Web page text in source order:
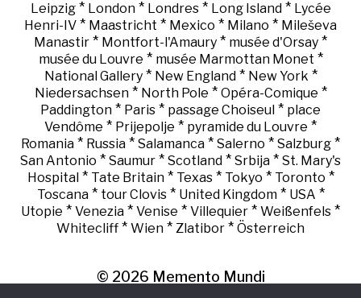
Leipzig* London* Londres* Long Island* Lycée
Henri-IV * Maastricht * Mexico * Milano * Mileševa
Manastir * Montfort-l'Amaury * musée d'Orsay *
musée du Louvre * musée Marmottan Monet *
National Gallery* New England* New York *
Niedersachsen* North Pole * Opéra-Comique *
Paddington * Paris * passage Choiseul * place
Vendôme * Prijepolje * pyramide du Louvre *
Romania * Russia * Salamanca * Salerno * Salzburg *
San Antonio * Saumur * Scotland * Srbija * St. Mary's
Hospital* Tate Britain* Texas* Tokyo * Toronto *
Toscana* tour Clovis* United Kingdom* USA *
Utopie * Venezia * Venise * Villequier * Weißenfels *
Whitecliff * Wien * Zlatibor * Österreich
© 2026 Memento Mundi